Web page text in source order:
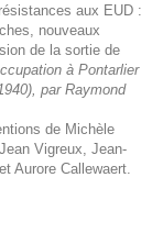
aux EUD :
nouveaux
de la sortie de
à Pontarlier
par Raymond
de Michèle
Vigreux, Jean-
Aurore Callewaert.